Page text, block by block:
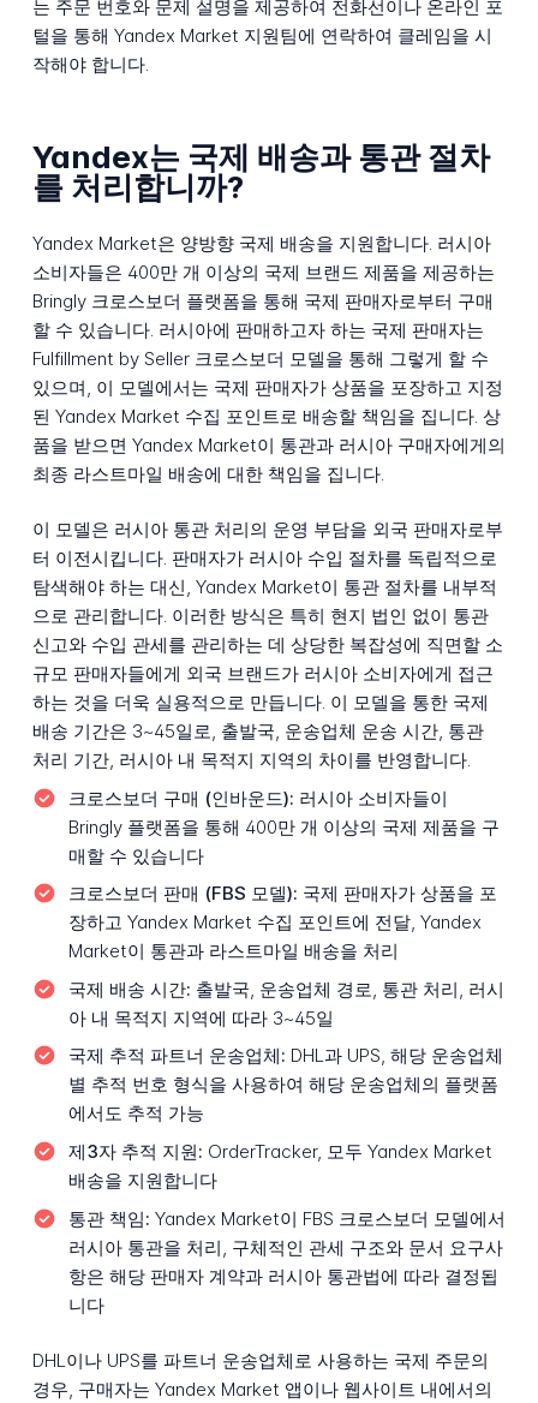
는 주문 번호와 문제 설명을 제공하여 전화선이나 온라인 포
털을 통해 Yandex Market 지원팀에 연락하여 클레임을 시
작해야 합니다.
Yandex는 국제 배송과 통관 절차
를 처리합니까?
Yandex Market은 양방향 국제 배송을 지원합니다. 러시아
소비자들은 400만 개 이상의 국제 브랜드 제품을 제공하는
Bringly 크로스보더 플랫폼을 통해 국제 판매자로부터 구매
할 수 있습니다. 러시아에 판매하고자 하는 국제 판매자는
Fulfillment by Seller 크로스보더 모델을 통해 그렇게 할 수
있으며, 이 모델에서는 국제 판매자가 상품을 포장하고 지정
된 Yandex Market 수집 포인트로 배송할 책임을 집니다. 상
품을 받으면 Yandex Market이 통관과 러시아 구매자에게의
최종 라스트마일 배송에 대한 책임을 집니다.
이 모델은 러시아 통관 처리의 운영 부담을 외국 판매자로부
터 이전시킵니다. 판매자가 러시아 수입 절차를 독립적으로
탐색해야 하는 대신, Yandex Market이 통관 절차를 내부적
으로 관리합니다. 이러한 방식은 특히 현지 법인 없이 통관
신고와 수입 관세를 관리하는 데 상당한 복잡성에 직면할 소
규모 판매자들에게 외국 브랜드가 러시아 소비자에게 접근
하는 것을 더욱 실용적으로 만듭니다. 이 모델을 통한 국제
배송 기간은 3~45일로, 출발국, 운송업체 운송 시간, 통관
처리 기간, 러시아 내 목적지 지역의 차이를 반영합니다.
크로스보더 구매 (인바운드): 러시아 소비자들이
Bringly 플랫폼을 통해 400만 개 이상의 국제 제품을 구
매할 수 있습니다
크로스보더 판매 (FBS 모델): 국제 판매자가 상품을 포
장하고 Yandex Market 수집 포인트에 전달, Yandex
Market이 통관과 라스트마일 배송을 처리
국제 배송 시간: 출발국, 운송업체 경로, 통관 처리, 러시
아 내 목적지 지역에 따라 3~45일
국제 추적 파트너 운송업체: DHL과 UPS, 해당 운송업체
별 추적 번호 형식을 사용하여 해당 운송업체의 플랫폼
에서도 추적 가능
제3자 추적 지원: OrderTracker, 모두 Yandex Market
배송을 지원합니다
통관 책임: Yandex Market이 FBS 크로스보더 모델에서
러시아 통관을 처리, 구체적인 관세 구조와 문서 요구사
항은 해당 판매자 계약과 러시아 통관법에 따라 결정됩
니다
DHL이나 UPS를 파트너 운송업체로 사용하는 국제 주문의
경우, 구매자는 Yandex Market 앱이나 웹사이트 내에서의